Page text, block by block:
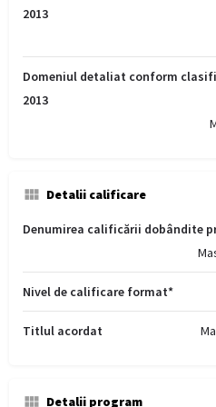
2013
Domeniul detaliat conform
2013
Detalii calificare
Denumirea calificării dobândite
Nivel de calificare format*
Titlul acordat
Detalii program